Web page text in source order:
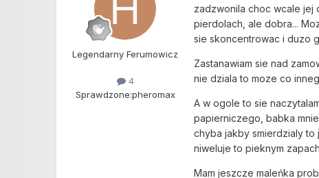
Legendarny Ferumowicz
4
Sprawdzone:pheromax
zadzwonila choc wcale jej
pierdolach, ale dobra...
sie skoncentrowac i duzo
Zastanawiam sie nad
nie dziala to moze co
A w ogole to sie
papierniczego, babka
chyba jakby smierdzialy
niweluje to pieknym
Mam jeszcze maleńka